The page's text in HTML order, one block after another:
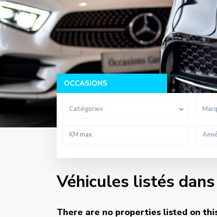
OCCASIONS
Catégories
Véhicules listés
There are no properties listed on